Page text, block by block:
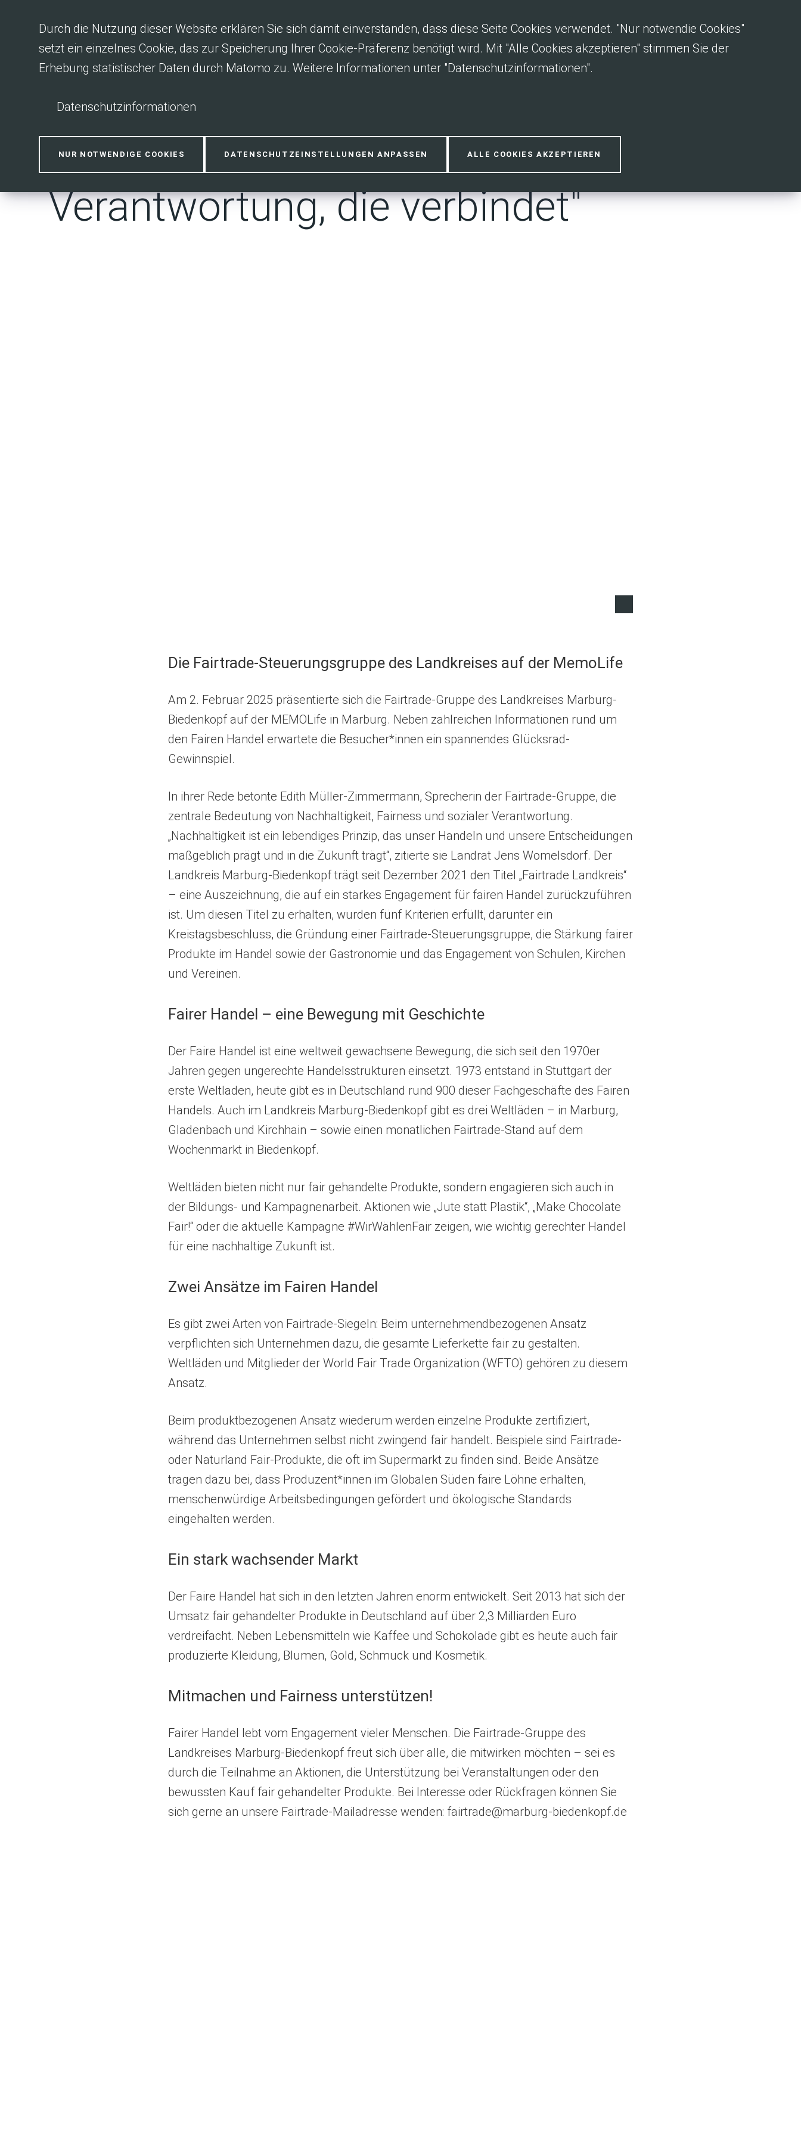
Durch die Nutzung dieser Website erklären Sie sich damit einverstanden, dass diese Seite Cookies verwendet. "Nur notwendie Cookies"
setzt ein einzelnes Cookie, das zur Speicherung Ihrer Cookie-Präferenz benötigt wird. Mit "Alle Cookies akzeptieren" stimmen Sie der
Erhebung statistischer Daten durch Matomo zu. Weitere Informationen unter "Datenschutzinformationen".
Datenschutzinformationen
NUR NOTWENDIGE COOKIES DATENSCHUTZEINSTELLUNGEN ANPASSEN ALLE COOKIES AKZEPTIEREN
MemoLife 2025 "Fairtrade –
Verantwortung, die verbindet"
Die Fairtrade-Steuerungsgruppe des Landkreises auf der MemoLife
Am 2. Februar 2025 präsentierte sich die Fairtrade-Gruppe des Landkreises Marburg-
Biedenkopf auf der MEMOLife in Marburg. Neben zahlreichen Informationen rund um
den Fairen Handel erwartete die Besucher*innen ein spannendes Glücksrad-
Gewinnspiel.
In ihrer Rede betonte Edith Müller-Zimmermann, Sprecherin der Fairtrade-Gruppe, die
zentrale Bedeutung von Nachhaltigkeit, Fairness und sozialer Verantwortung.
„Nachhaltigkeit ist ein lebendiges Prinzip, das unser Handeln und unsere Entscheidungen
maßgeblich prägt und in die Zukunft trägt“, zitierte sie Landrat Jens Womelsdorf. Der
Landkreis Marburg-Biedenkopf trägt seit Dezember 2021 den Titel „Fairtrade Landkreis“
– eine Auszeichnung, die auf ein starkes Engagement für fairen Handel zurückzuführen
ist. Um diesen Titel zu erhalten, wurden fünf Kriterien erfüllt, darunter ein
Kreistagsbeschluss, die Gründung einer Fairtrade-Steuerungsgruppe, die Stärkung fairer
Produkte im Handel sowie der Gastronomie und das Engagement von Schulen, Kirchen
und Vereinen.
Fairer Handel – eine Bewegung mit Geschichte
Der Faire Handel ist eine weltweit gewachsene Bewegung, die sich seit den 1970er
Jahren gegen ungerechte Handelsstrukturen einsetzt. 1973 entstand in Stuttgart der
erste Weltladen, heute gibt es in Deutschland rund 900 dieser Fachgeschäfte des Fairen
Handels. Auch im Landkreis Marburg-Biedenkopf gibt es drei Weltläden – in Marburg,
Gladenbach und Kirchhain – sowie einen monatlichen Fairtrade-Stand auf dem
Wochenmarkt in Biedenkopf.
Weltläden bieten nicht nur fair gehandelte Produkte, sondern engagieren sich auch in
der Bildungs- und Kampagnenarbeit. Aktionen wie „Jute statt Plastik“, „Make Chocolate
Fair!“ oder die aktuelle Kampagne #WirWählenFair zeigen, wie wichtig gerechter Handel
für eine nachhaltige Zukunft ist.
Zwei Ansätze im Fairen Handel
Es gibt zwei Arten von Fairtrade-Siegeln: Beim unternehmendbezogenen Ansatz
verpflichten sich Unternehmen dazu, die gesamte Lieferkette fair zu gestalten.
Weltläden und Mitglieder der World Fair Trade Organization (WFTO) gehören zu diesem
Ansatz.
Beim produktbezogenen Ansatz wiederum werden einzelne Produkte zertifiziert,
während das Unternehmen selbst nicht zwingend fair handelt. Beispiele sind Fairtrade-
oder Naturland Fair-Produkte, die oft im Supermarkt zu finden sind. Beide Ansätze
tragen dazu bei, dass Produzent*innen im Globalen Süden faire Löhne erhalten,
menschenwürdige Arbeitsbedingungen gefördert und ökologische Standards
eingehalten werden.
Ein stark wachsender Markt
Der Faire Handel hat sich in den letzten Jahren enorm entwickelt. Seit 2013 hat sich der
Umsatz fair gehandelter Produkte in Deutschland auf über 2,3 Milliarden Euro
verdreifacht. Neben Lebensmitteln wie Kaffee und Schokolade gibt es heute auch fair
produzierte Kleidung, Blumen, Gold, Schmuck und Kosmetik.
Mitmachen und Fairness unterstützen!
Fairer Handel lebt vom Engagement vieler Menschen. Die Fairtrade-Gruppe des
Landkreises Marburg-Biedenkopf freut sich über alle, die mitwirken möchten – sei es
durch die Teilnahme an Aktionen, die Unterstützung bei Veranstaltungen oder den
bewussten Kauf fair gehandelter Produkte. Bei Interesse oder Rückfragen können Sie
sich gerne an unsere Fairtrade-Mailadresse wenden: fairtrade marburg-biedenkopf de